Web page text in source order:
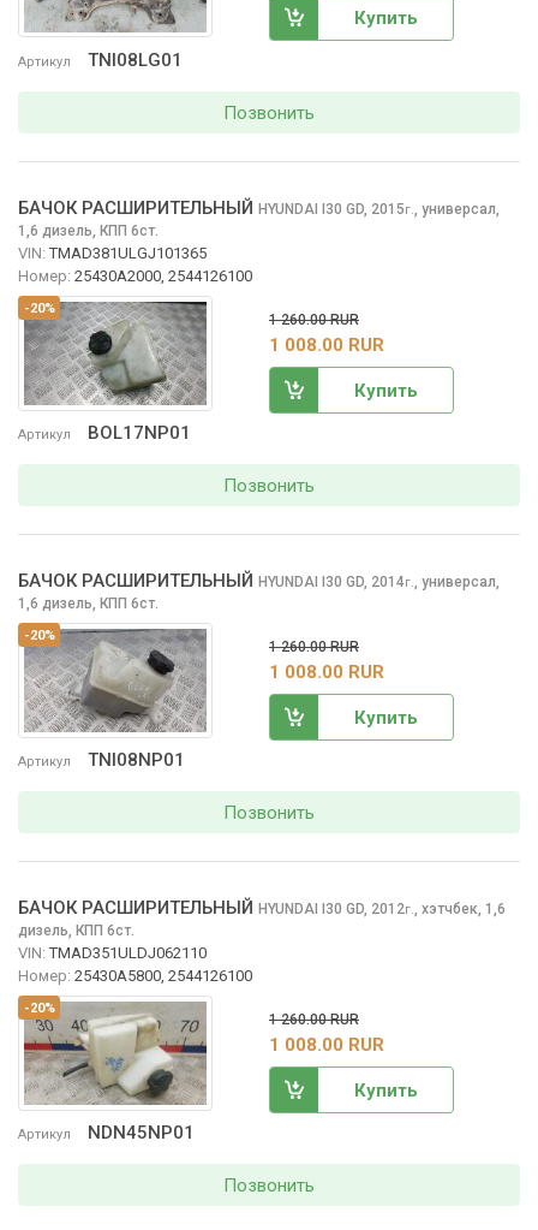
Артикул TNI08LG01
Купить
Позвонить
-20%
Артикул BOL17NP01
БАЧОК РАСШИРИТЕЛЬНЫЙ HYUNDAI I30 GD, 2015г. универсал,
1,6 дизель, КПП 6ст.
VIN: TMAD381ULGJ101365
Номер: 25430A2000, 2544126100
1 260.00 RUR
1 008.00 RUR
Купить
Позвонить
-20%
Артикул TNI08NP01
БАЧОК РАСШИРИТЕЛЬНЫЙ HYUNDAI I30 GD, 2014г. универсал,
1,6 дизель, КПП 6ст.
1 260.00 RUR
1 008.00 RUR
Купить
Позвонить
-20%
Артикул NDN45NP01
БАЧОК РАСШИРИТЕЛЬНЫЙ HYUNDAI I30 GD, 2012г., хэтчбек, 1,6
дизель, КПП 6ст.
VIN: TMAD351ULDJ062110
Номер: 25430A5800, 2544126100
1 260.00 RUR
1 008.00 RUR
Купить
Позвонить